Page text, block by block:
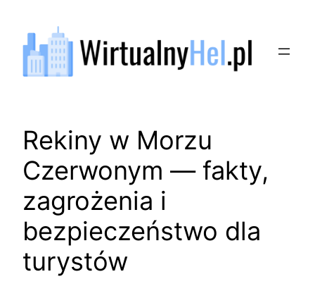
treści
Rekiny w Morzu
Czerwonym — fakty,
zagrożenia i
bezpieczeństwo dla
turystów